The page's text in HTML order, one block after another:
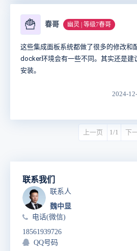
🍟 春哥 幽灵 | 等级7春哥
这些集成面板系统都做了很多的修改和
docker环境会有一些不同。其实还是建
安装。
2024-
上一页 1/1 下
联系我们
联系人
魏中显
电话(微信)
18561939726
QQ号码